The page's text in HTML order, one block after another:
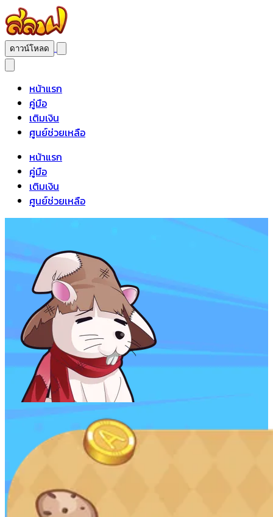
ดาวน์โหลด
หน้าแรก
คู่มือ
เติมเงิน
ศูนย์ช่วยเหลือ
หน้าแรก
คู่มือ
เติมเงิน
ศูนย์ช่วยเหลือ